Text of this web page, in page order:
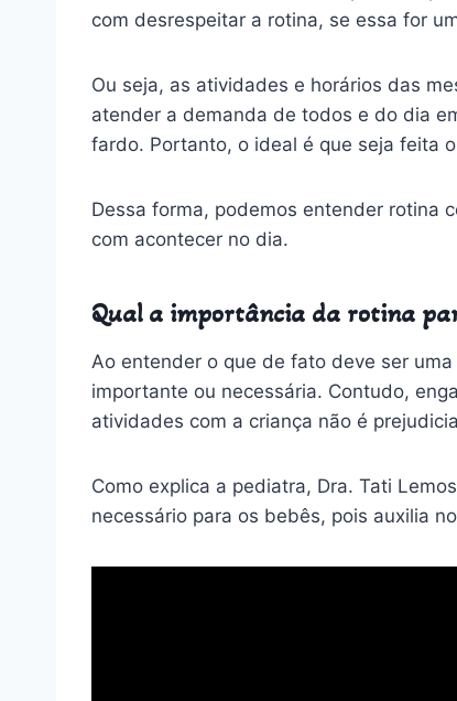
com desrespeitar a rotina, se essa for
Ou seja, as atividades e horários das
atender a demanda de todos e do dia
fardo. Portanto, o ideal é que seja feita
Dessa forma, podemos entender rotina
com acontecer no dia.
Qual a importância da rotina
Ao entender o que de fato deve ser
importante ou necessária. Contudo,
atividades com a criança não é
Como explica a pediatra, Dra. Tati
necessário para os bebês, pois auxilia